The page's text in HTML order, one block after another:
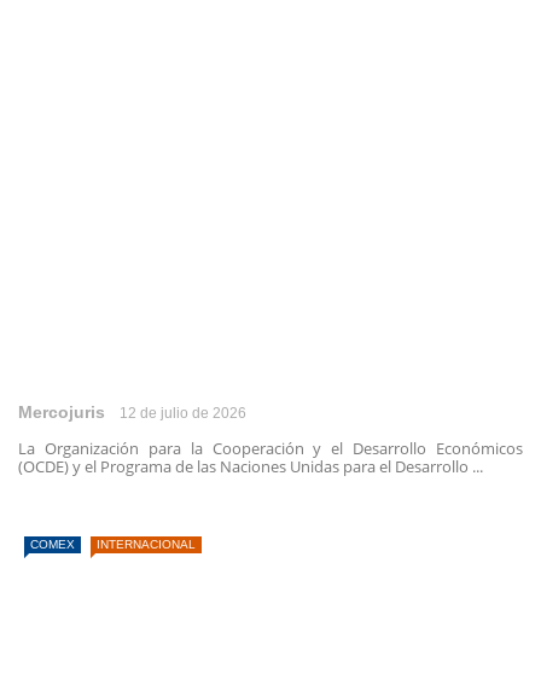
Mercojuris 12 de julio de 2026
La Organización para la Cooperación y el Desarrollo Económicos
(OCDE) y el Programa de las Naciones Unidas para el Desarrollo ...
COMEX INTERNACIONAL